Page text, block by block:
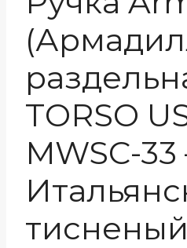
TORSO
MWSC-
тисненый